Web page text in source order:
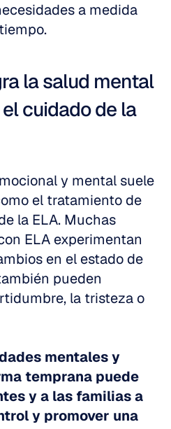
a medida
la salud mental
cuidado de la
y mental suele
el tratamiento de
la ELA. Muchas
ELA experimentan
en el estado de
pueden
la tristeza o
mentales y
temprana puede
y a las familias a
y promover una